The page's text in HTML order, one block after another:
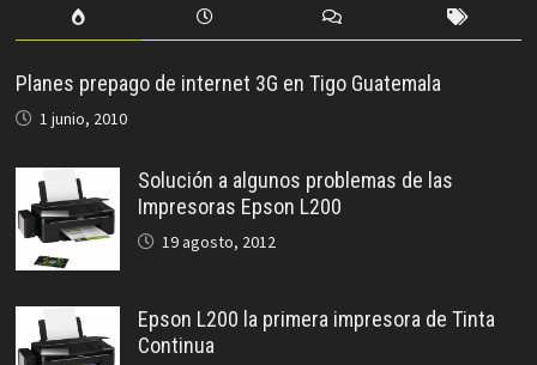
Planes prepago de internet 3G en Tigo Guatemala
1 junio, 2010
Solución a algunos problemas de las
Impresoras Epson L200
19 agosto, 2012
Epson L200 la primera impresora de Tinta
Continua